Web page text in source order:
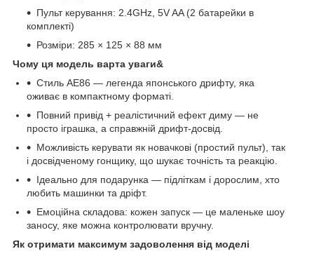
Пульт керування: 2.4GHz, 5V AA (2 батарейки в
комплекті)
Розміри: 285 × 125 × 88 мм
Чому ця модель варта уваги&
Стиль AE86 — легенда японського дрифту, яка
оживає в компактному форматі.
Повний привід + реалістичний ефект диму — не
просто іграшка, а справжній дрифт-досвід.
Можливість керувати як новачкові (простий пульт), так
і досвідченому гонщику, що шукає точність та реакцію.
Ідеально для подарунка — підліткам і дорослим, хто
любить машинки та дріфт.
Емоційна складова: кожен запуск — це маленьке шоу
заносу, яке можна контролювати вручну.
Як отримати максимум задоволення від моделі